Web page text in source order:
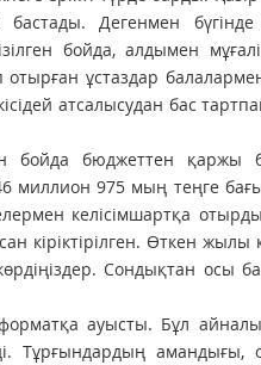
Дегенмен
бойда, алдымен
отырған ұстаздар
атсалысудан бас
бойда бюджеттен қаржы
миллион 975 мың теңге
келісімшартқа
кіріктірілген. Өткен жылы
Сондықтан осы
ауысты. Бұл
Тұрғындардың амандығы,